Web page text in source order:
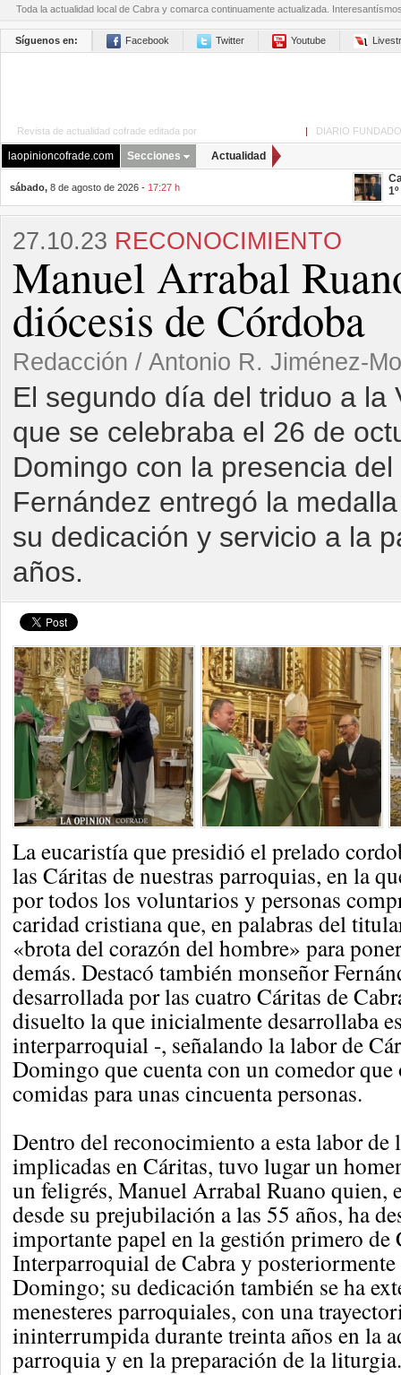
Toda la actualidad local de Cabra y comarca continuamente actualizada.
Síguenos en: Facebook Twitter Youtube
Revista de actualidad cofrade editada por | DIARIO
laopinioncofrade.com Secciones Actualidad
sábado, 8 de agosto de 2026 - 17:27 h
27.10.23 RECONOCIMIENTO
Manuel Arrabal
diócesis de Córdoba
Redacción / Antonio R. Jiménez-
El segundo día del triduo a la
que se celebraba el 26 de
Domingo con la presencia
Fernández entregó la
su dedicación y servicio a la
años.
La eucaristía que presidió el prelado
las Cáritas de nuestras parroquias, en la
por todos los voluntarios y personas
caridad cristiana que, en palabras del
«brota del corazón del hombre» para
demás. Destacó también monseñor
desarrollada por las cuatro Cáritas de
disuelto la que inicialmente desarrollaba
interparroquial -, señalando la labor de
Domingo que cuenta con un comedor
comidas para unas cincuenta personas.
Dentro del reconocimiento a esta labor de
implicadas en Cáritas, tuvo lugar un
un feligrés, Manuel Arrabal Ruano quien,
desde su prejubilación a las 55 años, ha
importante papel en la gestión primero de
Interparroquial de Cabra y posteriormente
Domingo; su dedicación también se ha
menesteres parroquiales, con una
ininterrumpida durante treinta años en la
parroquia y en la preparación de la liturgia.